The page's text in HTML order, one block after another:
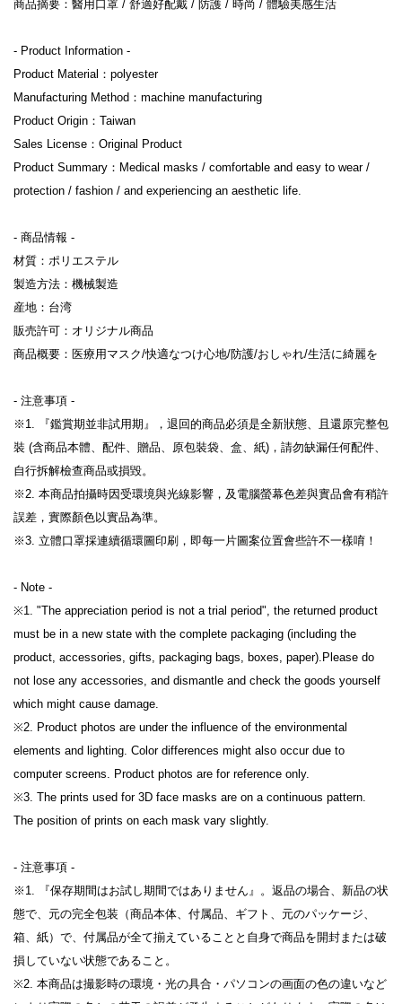
商品摘要：醫用口罩 / 舒適好配戴 / 防護 / 時尚 / 體驗美感生活
- Product Information -
Product Material：polyester
Manufacturing Method：machine manufacturing
Product Origin：Taiwan
Sales License：Original Product
Product Summary：Medical masks / comfortable and easy to wear /
protection / fashion / and experiencing an aesthetic life.
- 商品情報 -
材質：ポリエステル
製造方法：機械製造
産地：台湾
販売許可：オリジナル商品
商品概要：医療用マスク/快適なつけ心地/防護/おしゃれ/生活に綺麗を
- 注意事項 -
※1. 『鑑賞期並非試用期』，退回的商品必須是全新狀態、且還原完整包
裝 (含商品本體、配件、贈品、原包裝袋、盒、紙)，請勿缺漏任何配件、
自行拆解檢查商品或損毀。
※2. 本商品拍攝時因受環境與光線影響，及電腦螢幕色差與實品會有稍許
誤差，實際顏色以實品為準。
※3. 立體口罩採連續循環圖印刷，即每一片圖案位置會些許不一樣唷！
- Note -
※1. "The appreciation period is not a trial period", the returned product
must be in a new state with the complete packaging (including the
product, accessories, gifts, packaging bags, boxes, paper).Please do
not lose any accessories, and dismantle and check the goods yourself
which might cause damage.
※2. Product photos are under the influence of the environmental
elements and lighting. Color differences might also occur due to
computer screens. Product photos are for reference only.
※3. The prints used for 3D face masks are on a continuous pattern.
The position of prints on each mask vary slightly.
- 注意事項 -
※1. 『保存期間はお試し期間ではありません』。返品の場合、新品の状
態で、元の完全包装（商品本体、付属品、ギフト、元のパッケージ、
箱、紙）で、付属品が全て揃えていることと自身で商品を開封または破
損していない状態であること。
※2. 本商品は撮影時の環境・光の具合・パソコンの画面の色の違いなど